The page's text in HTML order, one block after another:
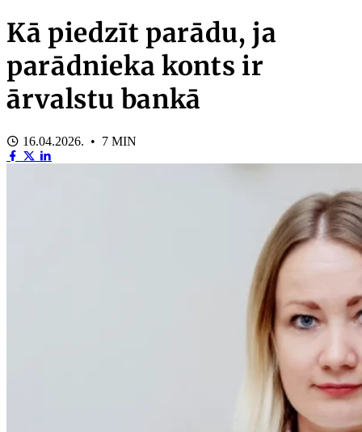
Kā piedzīt parādu, ja
parādnieka konts ir
ārvalstu bankā
16.04.2026. • 7 MIN